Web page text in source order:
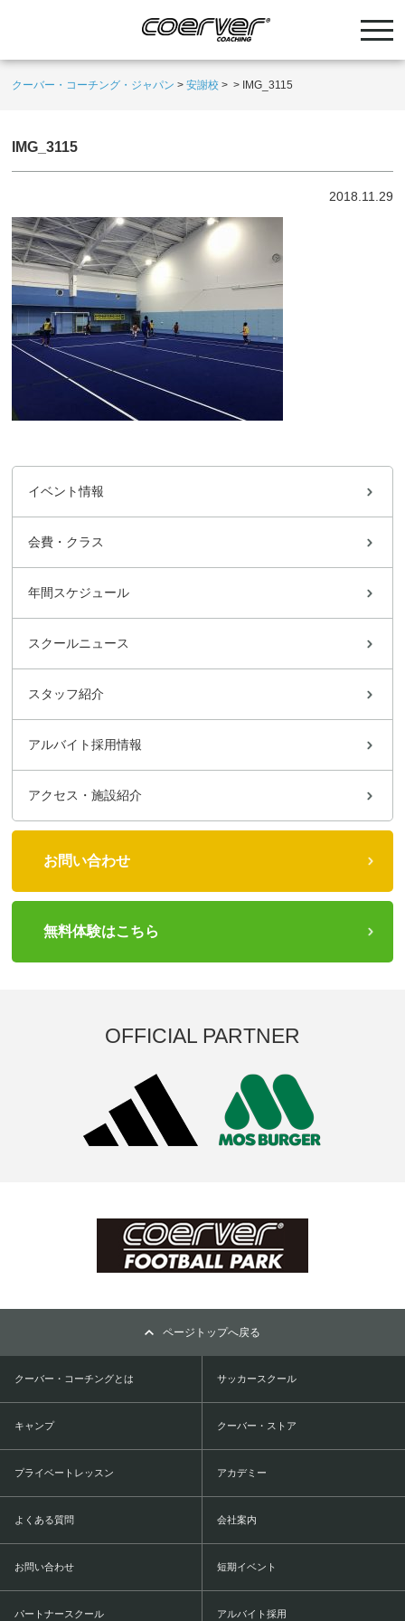
クーバー・コーチング・ジャパン >安謝校 > > IMG_3115
IMG_3115
2018.11.29
イベント情報
会費・クラス
年間スケジュール
スクールニュース
スタッフ紹介
アルバイト採用情報
アクセス・施設紹介
お問い合わせ
無料体験はこちら
OFFICIAL PARTNER
ページトップへ戻る
クーバー・コーチングとは サッカースクール
キャンプ クーバー・ストア
プライベートレッスン アカデミー
よくある質問 会社案内
お問い合わせ 短期イベント
パートナースクール アルバイト採用